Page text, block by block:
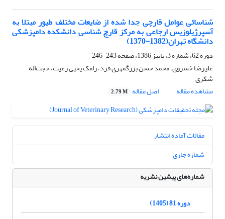
شناسائی عوامل قارچی جدا شده از ضایعات مختلف طیور مبتلا به
آسپرژیلوزیس ارجاعی به مرکز قارچ شناسی دانشکده دامپزشکی
دانشگاه تهران(1382-1370)‌ ‌
دوره 62، شماره 3، پاییز 1386، صفحه
243-246
علیرضا خسروی، محمد حسن بزرگمهری فرد، رامک یحیی رعیت، حجت‌اله‌
شکری
مشاهده مقاله
اصل مقاله 2.79 M
مقالات آماده انتشار
شماره جاری
شماره‌های پیشین نشریه
دوره 81 (1405)